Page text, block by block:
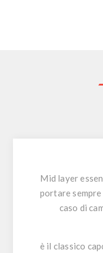
Mid layer
portare
caso di
è il classico